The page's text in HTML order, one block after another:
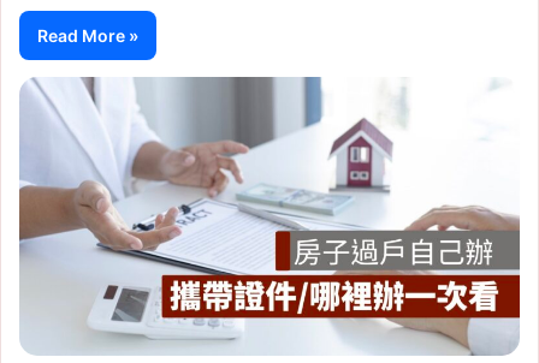
Read More »